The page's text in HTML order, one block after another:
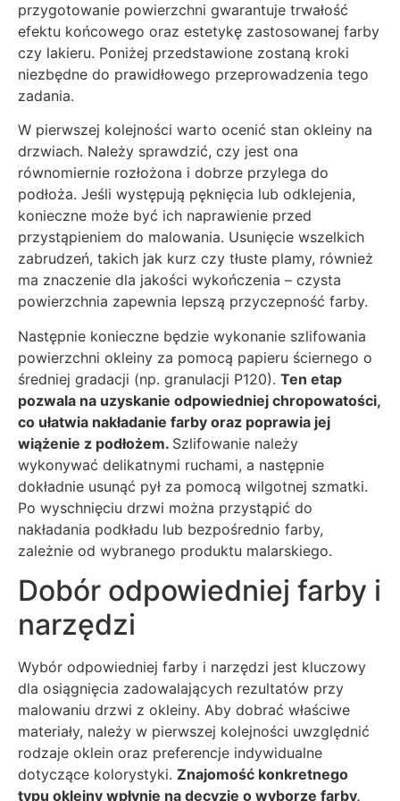
przygotowanie powierzchni gwarantuje trwałość
efektu końcowego oraz estetykę zastosowanej farby
czy lakieru. Poniżej przedstawione zostaną kroki
niezbędne do prawidłowego przeprowadzenia tego
zadania.
W pierwszej kolejności warto ocenić stan okleiny na
drzwiach. Należy sprawdzić, czy jest ona
równomiernie rozłożona i dobrze przylega do
podłoża. Jeśli występują pęknięcia lub odklejenia,
konieczne może być ich naprawienie przed
przystąpieniem do malowania. Usunięcie wszelkich
zabrudzeń, takich jak kurz czy tłuste plamy, również
ma znaczenie dla jakości wykończenia – czysta
powierzchnia zapewnia lepszą przyczepność farby.
Następnie konieczne będzie wykonanie szlifowania
powierzchni okleiny za pomocą papieru ściernego o
średniej gradacji (np. granulacji P120). Ten etap
pozwala na uzyskanie odpowiedniej chropowatości,
co ułatwia nakładanie farby oraz poprawia jej
wiążenie z podłożem. Szlifowanie należy
wykonywać delikatnymi ruchami, a następnie
dokładnie usunąć pył za pomocą wilgotnej szmatki.
Po wyschnięciu drzwi można przystąpić do
nakładania podkładu lub bezpośrednio farby,
zależnie od wybranego produktu malarskiego.
Dobór odpowiedniej farby i
narzędzi
Wybór odpowiedniej farby i narzędzi jest kluczowy
dla osiągnięcia zadowalających rezultatów przy
malowaniu drzwi z okleiny. Aby dobrać właściwe
materiały, należy w pierwszej kolejności uwzględnić
rodzaje oklein oraz preferencje indywidualne
dotyczące kolorystyki. Znajomość konkretnego
typu okleiny wpłynie na decyzję o wyborze farby,